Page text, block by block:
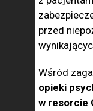
przed
Wśród
opieki
w resorcie